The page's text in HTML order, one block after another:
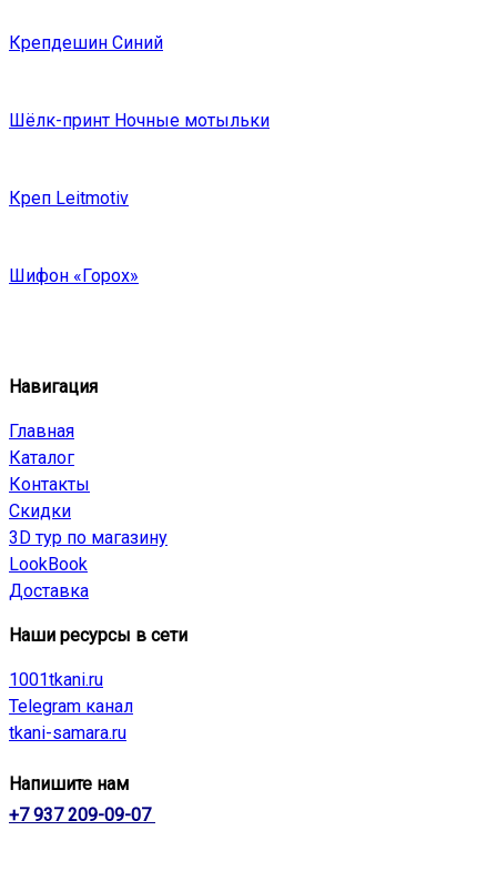
Крепдешин Синий
Шёлк-принт Ночные мотыльки
Креп Leitmotiv
Шифон «Горох»
Навигация
Главная
Каталог
Контакты
Скидки
3D тур по магазину
LookBook
Доставка
Наши ресурсы в сети
1001tkani.ru
Telegram канал
tkani-samara.ru
Напишите нам
+7 937 209-09-07